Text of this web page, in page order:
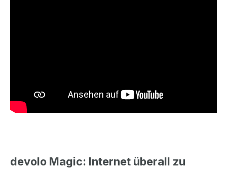
devolo Magic: Internet überall zu